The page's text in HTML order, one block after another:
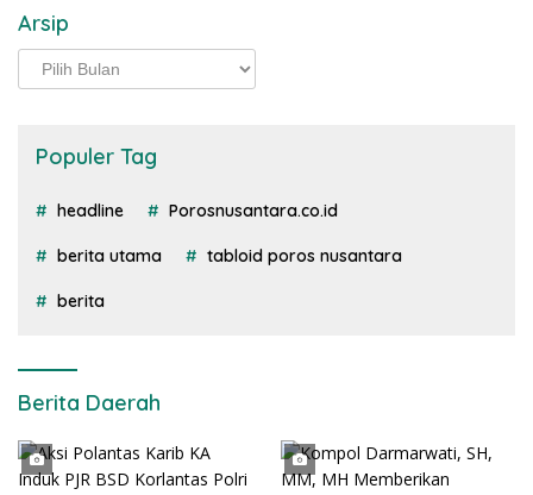
Arsip
Arsip
Populer Tag
headline Porosnusantara.co.id
berita utama tabloid poros nusantara
berita
Berita Daerah